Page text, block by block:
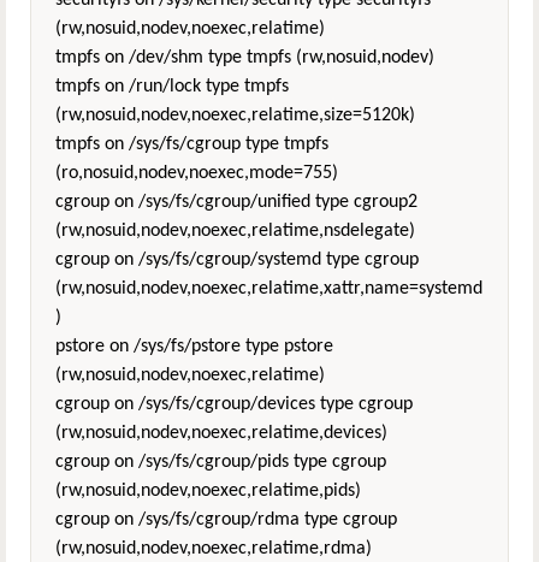
(rw,nosuid,nodev,noexec,relatime)
tmpfs on /dev/shm type tmpfs (rw,nosuid,nodev)
tmpfs on /run/lock type tmpfs
(rw,nosuid,nodev,noexec,relatime,size=5120k)
tmpfs on /sys/fs/cgroup type tmpfs
(ro,nosuid,nodev,noexec,mode=755)
cgroup on /sys/fs/cgroup/unified type cgroup2
(rw,nosuid,nodev,noexec,relatime,nsdelegate)
cgroup on /sys/fs/cgroup/systemd type cgroup
(rw,nosuid,nodev,noexec,relatime,xattr,name=systemd
)
pstore on /sys/fs/pstore type pstore
(rw,nosuid,nodev,noexec,relatime)
cgroup on /sys/fs/cgroup/devices type cgroup
(rw,nosuid,nodev,noexec,relatime,devices)
cgroup on /sys/fs/cgroup/pids type cgroup
(rw,nosuid,nodev,noexec,relatime,pids)
cgroup on /sys/fs/cgroup/rdma type cgroup
(rw,nosuid,nodev,noexec,relatime,rdma)